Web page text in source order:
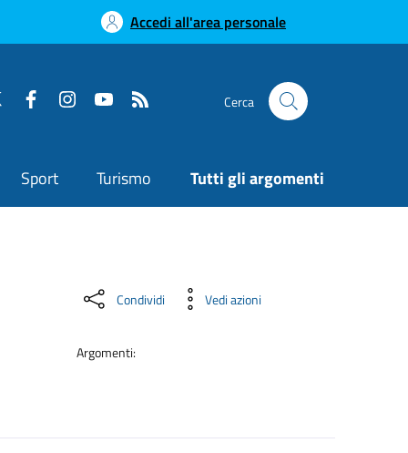
Accedi all'area personale
Cerca
Sport Turismo Tutti gli argomenti
Condividi Vedi azioni
Argomenti: